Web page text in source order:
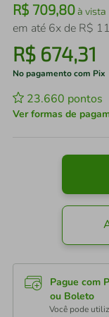
R$ 709,80à vista
em até 6x de R$
R$ 674,31
No pagamento com Pix
23.660 pontos
Ver formas de
Pague com
ou Boleto
Você pode